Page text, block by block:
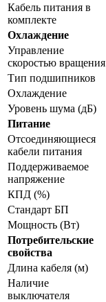
Кабель питания в
комплекте
Охлаждение
Управление
скоростью вращения
Тип подшипников
Охлаждение
Уровень шума (дБ)
Питание
Отсоединяющиеся
кабели питания
Поддерживаемое
напряжение
КПД (%)
Стандарт БП
Мощность (Вт)
Потребительские
свойства
Длина кабеля (м)
Наличие
выключателя